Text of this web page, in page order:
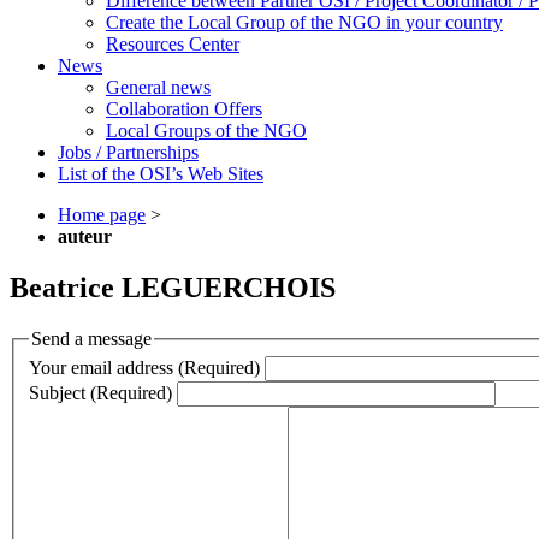
Create the Local Group of the NGO in your country
Resources Center
News
General news
Collaboration Offers
Local Groups of the NGO
Jobs / Partnerships
List of the OSI’s Web Sites
Home page >
auteur
Beatrice LEGUERCHOIS
Send a message
Your email address (Required)
Subject (Required)